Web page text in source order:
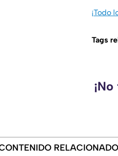
¡Todo
Tags
RELACIONADO